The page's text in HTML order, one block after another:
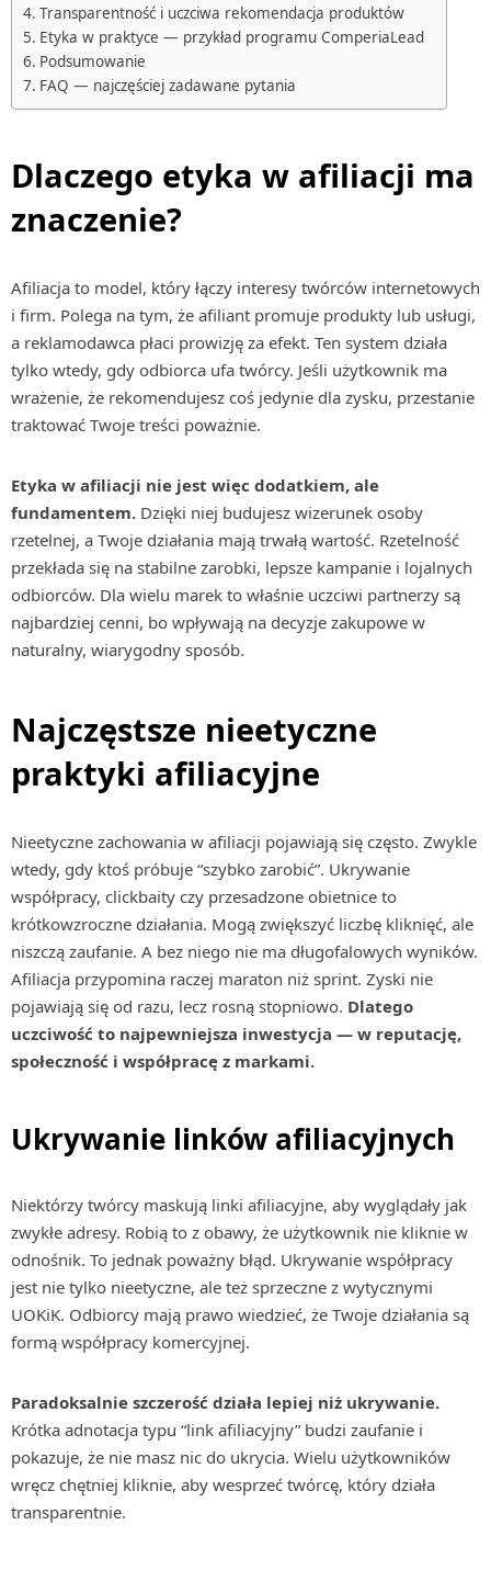
Transparentność i uczciwa rekomendacja produktów
Etyka w praktyce — przykład programu ComperiaLead
Podsumowanie
FAQ — najczęściej zadawane pytania
Dlaczego etyka w afiliacji ma
znaczenie?
Afiliacja to model, który łączy interesy twórców internetowych
i firm. Polega na tym, że afiliant promuje produkty lub usługi,
a reklamodawca płaci prowizję za efekt. Ten system działa
tylko wtedy, gdy odbiorca ufa twórcy. Jeśli użytkownik ma
wrażenie, że rekomendujesz coś jedynie dla zysku, przestanie
traktować Twoje treści poważnie.
Etyka w afiliacji nie jest więc dodatkiem, ale
fundamentem. Dzięki niej budujesz wizerunek osoby
rzetelnej, a Twoje działania mają trwałą wartość. Rzetelność
przekłada się na stabilne zarobki, lepsze kampanie i lojalnych
odbiorców. Dla wielu marek to właśnie uczciwi partnerzy są
najbardziej cenni, bo wpływają na decyzje zakupowe w
naturalny, wiarygodny sposób.
Najczęstsze nieetyczne
praktyki afiliacyjne
Nieetyczne zachowania w afiliacji pojawiają się często. Zwykle
wtedy, gdy ktoś próbuje “szybko zarobić”. Ukrywanie
współpracy, clickbaity czy przesadzone obietnice to
krótkowzroczne działania. Mogą zwiększyć liczbę kliknięć, ale
niszczą zaufanie. A bez niego nie ma długofalowych wyników.
Afiliacja przypomina raczej maraton niż sprint. Zyski nie
pojawiają się od razu, lecz rosną stopniowo. Dlatego
uczciwość to najpewniejsza inwestycja — w reputację,
społeczność i współpracę z markami.
Ukrywanie linków afiliacyjnych
Niektórzy twórcy maskują linki afiliacyjne, aby wyglądały jak
zwykłe adresy. Robią to z obawy, że użytkownik nie kliknie w
odnośnik. To jednak poważny błąd. Ukrywanie współpracy
jest nie tylko nieetyczne, ale też sprzeczne z wytycznymi
UOKiK. Odbiorcy mają prawo wiedzieć, że Twoje działania są
formą współpracy komercyjnej.
Paradoksalnie szczerość działa lepiej niż ukrywanie.
Krótka adnotacja typu “link afiliacyjny” budzi zaufanie i
pokazuje, że nie masz nic do ukrycia. Wielu użytkowników
wręcz chętniej kliknie, aby wesprzeć twórcę, który działa
transparentnie.